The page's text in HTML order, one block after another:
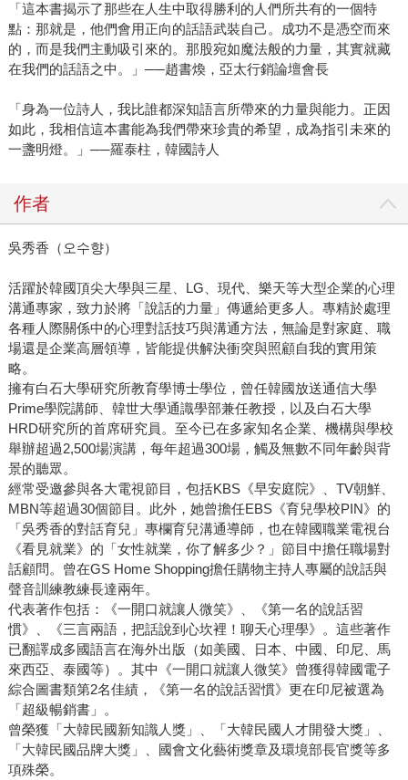
「這本書揭示了那些在人生中取得勝利的人們所共有的一個特
點：那就是，他們會用正向的話語武裝自己。成功不是憑空而來
的，而是我們主動吸引來的。那股宛如魔法般的力量，其實就藏
在我們的話語之中。」──趙書煥，亞太行銷論壇會長
「身為一位詩人，我比誰都深知語言所帶來的力量與能力。正因
如此，我相信這本書能為我們帶來珍貴的希望，成為指引未來的
一盞明燈。」──羅泰柱，韓國詩人
作者
吳秀香（오수향）
活躍於韓國頂尖大學與三星、LG、現代、樂天等大型企業的心理
溝通專家，致力於將「說話的力量」傳遞給更多人。專精於處理
各種人際關係中的心理對話技巧與溝通方法，無論是對家庭、職
場還是企業高層領導，皆能提供解決衝突與照顧自我的實用策
略。
擁有白石大學研究所教育學博士學位，曾任韓國放送通信大學
Prime學院講師、韓世大學通識學部兼任教授，以及白石大學
HRD研究所的首席研究員。至今已在多家知名企業、機構與學校
舉辦超過2,500場演講，每年超過300場，觸及無數不同年齡與背
景的聽眾。
經常受邀參與各大電視節目，包括KBS《早安庭院》、TV朝鮮、
MBN等超過30個節目。此外，她曾擔任EBS《育兒學校PIN》的
「吳秀香的對話育兒」專欄育兒溝通導師，也在韓國職業電視台
《看見就業》的「女性就業，你了解多少？」節目中擔任職場對
話顧問。曾在GS Home Shopping擔任購物主持人專屬的說話與
聲音訓練教練長達兩年。
代表著作包括：《一開口就讓人微笑》、《第一名的說話習
慣》、《三言兩語，把話說到心坎裡！聊天心理學》。這些著作
已翻譯成多國語言在海外出版（如美國、日本、中國、印尼、馬
來西亞、泰國等）。其中《一開口就讓人微笑》曾獲得韓國電子
綜合圖書類第2名佳績，《第一名的說話習慣》更在印尼被選為
「超級暢銷書」。
曾榮獲「大韓民國新知識人獎」、「大韓民國人才開發大獎」、
「大韓民國品牌大獎」、國會文化藝術獎章及環境部長官獎等多
項殊榮。